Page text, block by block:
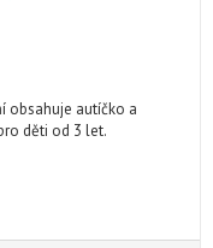
obsahuje autíčko a
děti od 3 let.